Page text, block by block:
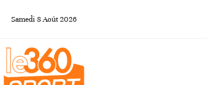
Samedi 8Août2026